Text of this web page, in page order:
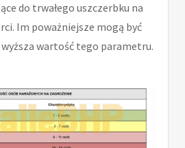
do trwałego uszczerbku na
Im poważniejsze mogą być
wartość tego parametru.